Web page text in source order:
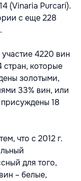
(Vinaria Purcari).
с еще 228
4220 вин
стран, которые
золотыми,
33% вин, или
18
что с 2012 г.
для того,
– белые,